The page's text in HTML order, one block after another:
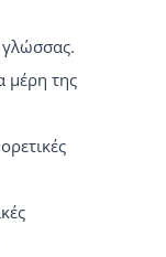
γλώσσας.
μέρη της